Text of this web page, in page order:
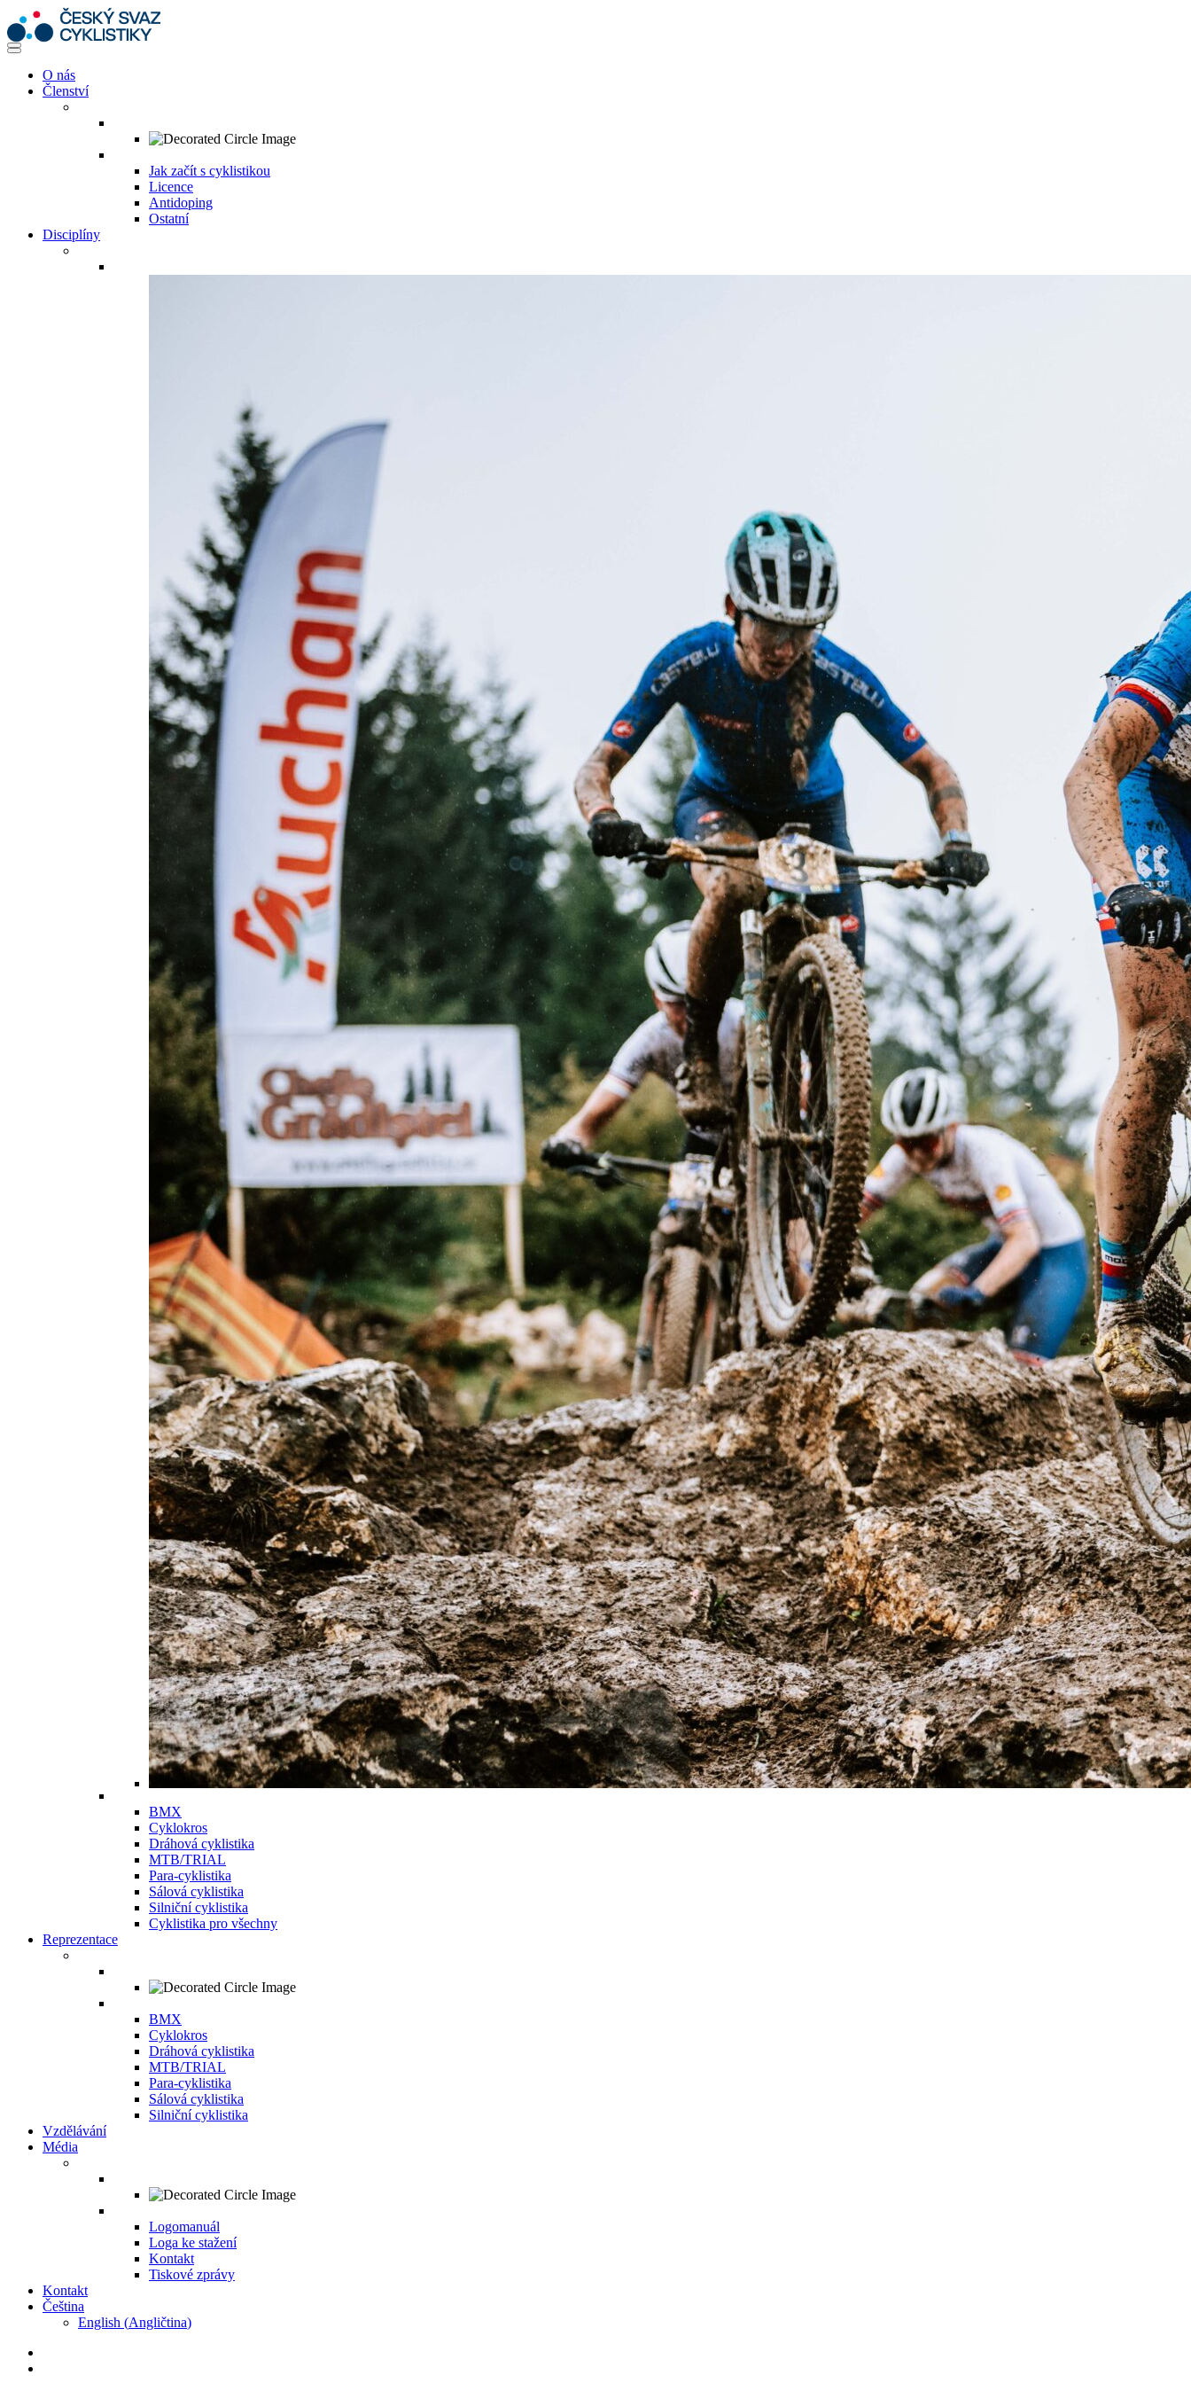
O nás
Členství
Jak začít s cyklistikou
Licence
Antidoping
Ostatní
Disciplíny
BMX
Cyklokros
Dráhová cyklistika
MTB/TRIAL
Para-cyklistika
Sálová cyklistika
Silniční cyklistika
Cyklistika pro všechny
Reprezentace
BMX
Cyklokros
Dráhová cyklistika
MTB/TRIAL
Para-cyklistika
Sálová cyklistika
Silniční cyklistika
Vzdělávání
Média
Logomanuál
Loga ke stažení
Kontakt
Tiskové zprávy
Kontakt
Čeština
English (Angličtina)